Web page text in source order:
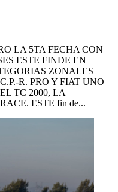
LA 5TA FECHA CON
ESTE FINDE EN
ZONALES
R. PRO Y FIAT UNO
TC 2000, LA
ESTE fin de...